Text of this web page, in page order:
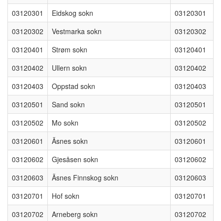
03120301
Eidskog sokn
03120301
03120302
Vestmarka sokn
03120302
03120401
Strøm sokn
03120401
03120402
Ullern sokn
03120402
03120403
Oppstad sokn
03120403
03120501
Sand sokn
03120501
03120502
Mo sokn
03120502
03120601
Ãsnes sokn
03120601
03120602
Gjesåsen sokn
03120602
03120603
Ãsnes Finnskog sokn
03120603
03120701
Hof sokn
03120701
03120702
Arneberg sokn 03120702